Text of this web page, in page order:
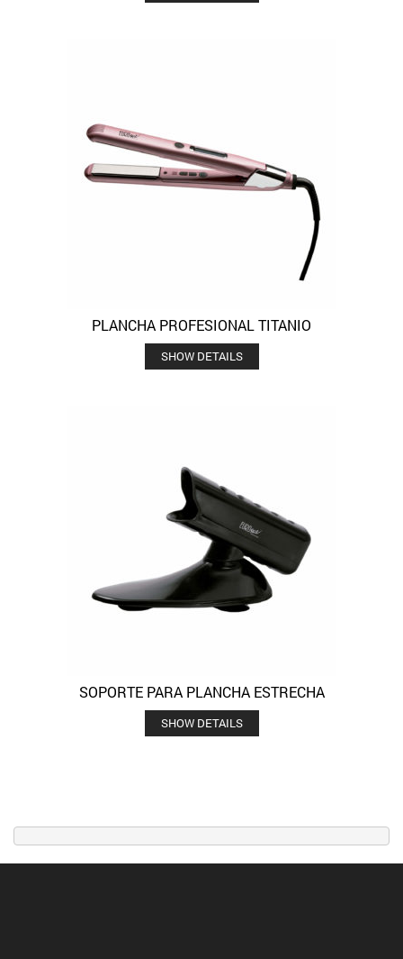
PLANCHA PROFESIONAL TITANIO
SHOW DETAILS
SOPORTE PARA PLANCHA ESTRECHA
SHOW DETAILS